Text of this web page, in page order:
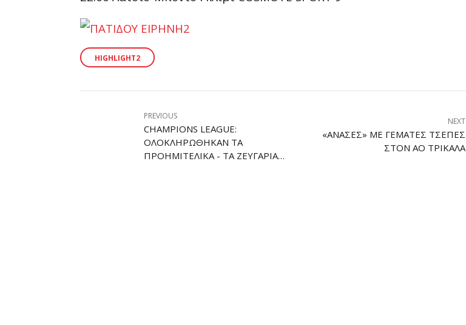
HIGHLIGHT2
PREVIOUS
CHAMPIONS LEAGUE:
ΟΛΟΚΛΗΡΏΘΗΚΑΝ ΤΑ
ΠΡΟΗΜΙΤΕΛΙΚΆ - ΤΑ ΖΕΥΓΆΡΙΑ
NEXT
«ΑΝΆΣΕΣ» ΜΕ ΓΕΜΆΤΕΣ ΤΣΈΠΕΣ
ΣΤΟΝ ΑΟ ΤΡΊΚΑΛΑ